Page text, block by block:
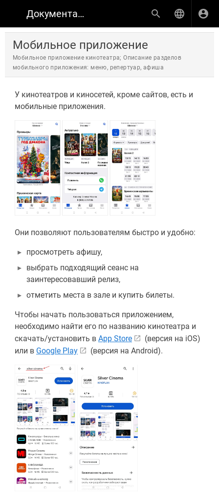
Документация по продуктам КИНОПЛАН
Мобильное приложение
Мобильное приложение кинотеатра; Описание разделов
мобильного приложения: меню, репертуар, афиша
У кинотеатров и киносетей, кроме сайтов, есть и
мобильные приложения.
Они позволяют пользователям быстро и удобно:
просмотреть афишу,
выбрать подходящий сеанс на
заинтересовавший релиз,
отметить места в зале и купить билеты.
Чтобы начать пользоваться приложением,
необходимо найти его по названию кинотеатра и
скачать/установить в App Store
(версия на iOS)
или в Google Play (версия на Android).